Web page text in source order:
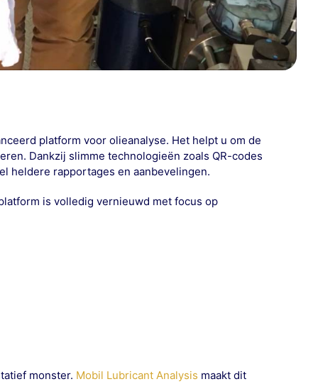
platform voor olieanalyse. Het helpt u om de
Dankzij slimme technologieën zoals QR-codes
heldere rapportages en aanbevelingen.
is volledig vernieuwd met focus op
monster. Mobil Lubricant Analysis maakt dit